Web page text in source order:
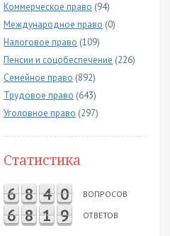
Коммерческое право (94)
Международное право (0)
Налоговое право (109)
Пенсии и соцобеспечение (226)
Семейное право (892)
Трудовое право (643)
Уголовное право (297)
Статистика
6 8 4 0 ВОПРОСОВ
6 8 1 9 ОТВЕТОВ